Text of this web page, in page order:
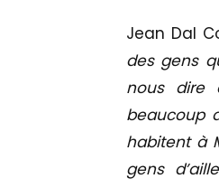
Jean Dal
des gens
nous dire
beaucoup
habitent à
gens